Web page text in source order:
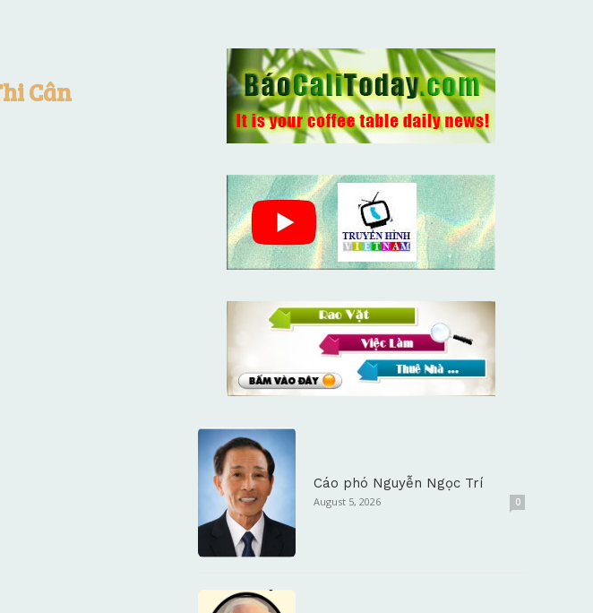
Cân
Cáo phó Nguyễn Ngọc Trí
August 5, 2026 0